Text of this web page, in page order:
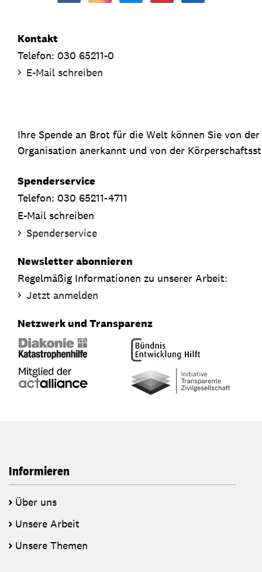
Kontakt
Telefon: 030 65211-0
E-Mail schreiben
Ihre Spende an Brot für die Welt können Sie von
Organisation anerkannt und von der
Spenderservice
Telefon: 030 65211-4711
E-Mail schreiben
Spenderservice
Newsletter abonnieren
Regelmäßig Informationen zu unserer Arbeit:
Jetzt anmelden
Netzwerk und Transparenz
Informieren
Über uns
Unsere Arbeit
Unsere Themen